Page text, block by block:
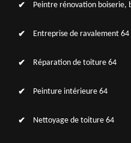
Peintre rénovation boiserie,
Entreprise de ravalement 64
Réparation de toiture 64
Peinture intérieure 64
Nettoyage de toiture 64